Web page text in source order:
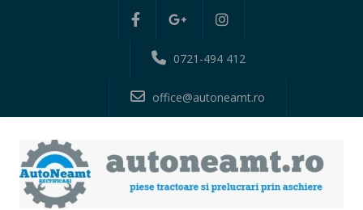
0721-494 412
office@autoneamt.ro